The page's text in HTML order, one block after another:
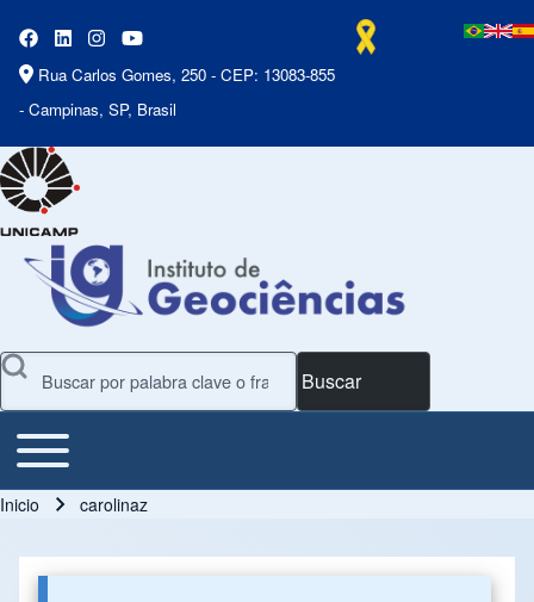
Rua Carlos Gomes, 250 - CEP: 13083-855
- Campinas, SP, Brasil
Buscar
Main Menu
Toggle main menu
Inicio carolinaz